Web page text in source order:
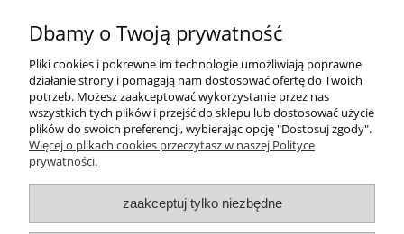
Pomoc
Moje konto
Płatności i dostawa
Informacje
O nas
Dbamy o Twoją prywatność
Pliki cookies i pokrewne im technologie umożliwiają poprawne
działanie strony i pomagają nam dostosować ofertę do Twoich
potrzeb. Możesz zaakceptować wykorzystanie przez nas
wszystkich tych plików i przejść do sklepu lub dostosować użycie
plików do swoich preferencji, wybierając opcję "Dostosuj zgody".
Więcej o plikach cookies przeczytasz w naszej Polityce
prywatności.
zaakceptuj tylko niezbędne